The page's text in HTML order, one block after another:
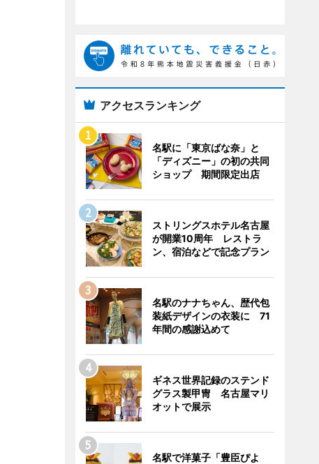
アクセスランキング
名駅に「東京ばな奈」と
「ディズニー」の初の共同
ショップ 期間限定出店
ストリングスホテル名古屋
が開業10周年 レストラ
ン、宿泊などで記念プラン
名駅のナナちゃん、歴代包
装紙デザインの衣装に 71
年間の感謝込めて
ギネス世界記録のステンド
グラス製甲冑 名古屋マリ
オットで展示
名駅で洋菓子「豊臣ぴよ